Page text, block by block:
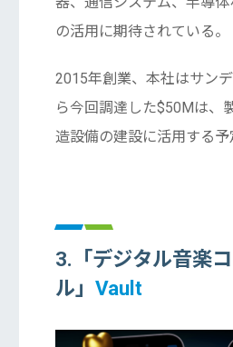
の活用に期待されている。
2015年創業、本社はサン
ら今回調達した$50Mは、
造設備の建設に活用する予
3.「デジタル音楽
ル」 Vault